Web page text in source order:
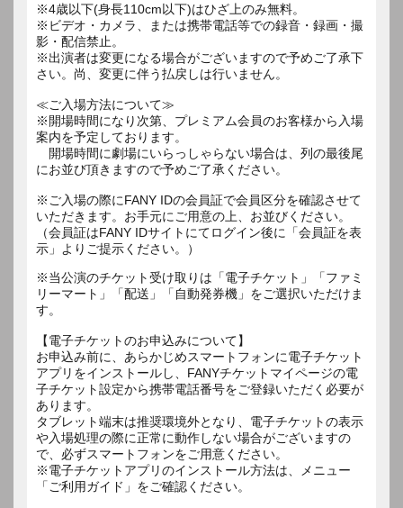
※4歳以下(身長110cm以下)はひざ上のみ無料。
※ビデオ・カメラ、または携帯電話等での録音・録画・撮
影・配信禁止。
※出演者は変更になる場合がございますので予めご了承下
さい。尚、変更に伴う払戻しは行いません。
≪ご入場方法について≫
※開場時間になり次第、プレミアム会員のお客様から入場
案内を予定しております。
開場時間に劇場にいらっしゃらない場合は、列の最後尾
にお並び頂きますので予めご了承ください。
※ご入場の際にFANY IDの会員証で会員区分を確認させて
いただきます。お手元にご用意の上、お並びください。
（会員証はFANY IDサイトにてログイン後に「会員証を表
示」よりご提示ください。）
※当公演のチケット受け取りは「電子チケット」「ファミ
リーマート」「配送」「自動発券機」をご選択いただけま
す。
【電子チケットのお申込みについて】
お申込み前に、あらかじめスマートフォンに電子チケット
アプリをインストールし、FANYチケットマイページの電
子チケット設定から携帯電話番号をご登録いただく必要が
あります。
タブレット端末は推奨環境外となり、電子チケットの表示
や入場処理の際に正常に動作しない場合がございますの
で、必ずスマートフォンをご用意ください。
※電子チケットアプリのインストール方法は、メニュー
「ご利用ガイド」をご確認ください。